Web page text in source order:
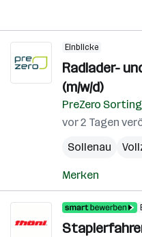
Einblicke
Radlader-
(m/w/d)
PreZero
vor 2 Tagen
Sollenau
Merken